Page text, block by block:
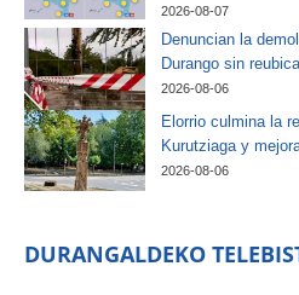
2026-08-07
Denuncian la
Durango sin
2026-08-06
Elorrio culmina la
Kurutziaga y
2026-08-06
DURANGALDEKO